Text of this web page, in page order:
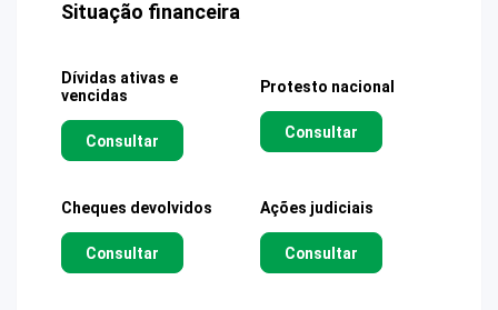
Situação financeira
Dívidas ativas e
vencidas
Consultar
Protesto nacional
Consultar
Cheques devolvidos
Consultar
Ações judiciais
Consultar